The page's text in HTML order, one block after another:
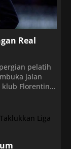
Real
pelatih
jalan
klub Florentino
kembali
yang dirilis
kedua